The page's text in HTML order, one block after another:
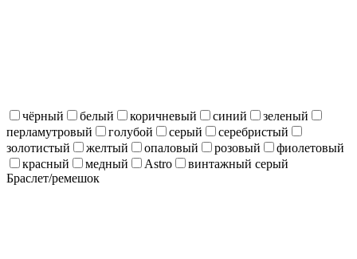
чёрный белый коричневый синий
зеленый
перламутровый
голубой серый
серебристый
золотистый
желтый опаловый розовый
фиолетовый
красный
медный Astro
винтажный серый
Браслет/ремешок